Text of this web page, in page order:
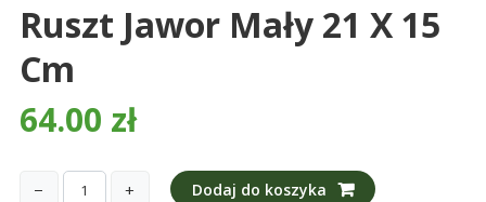
części
do
betoniarek,
maszyn
rolniczych,
części
Ruszt Jawor Mały 21 X 15
Cm
64.00 zł
− + Dodaj do koszyka